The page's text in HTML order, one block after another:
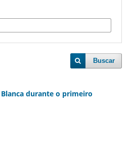
Buscar
durante o primeiro